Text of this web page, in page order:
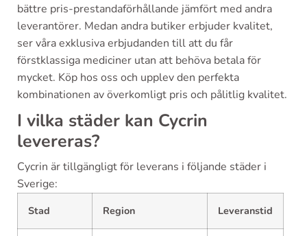
bättre pris-prestandaförhållande jämfört med andra
leverantörer. Medan andra butiker erbjuder kvalitet,
ser våra exklusiva erbjudanden till att du får
förstklassiga mediciner utan att behöva betala för
mycket. Köp hos oss och upplev den perfekta
kombinationen av överkomligt pris och pålitlig kvalitet.
I vilka städer kan Cycrin
levereras?
Cycrin är tillgängligt för leverans i följande städer i
Sverige:
Stad Region Leveranstid